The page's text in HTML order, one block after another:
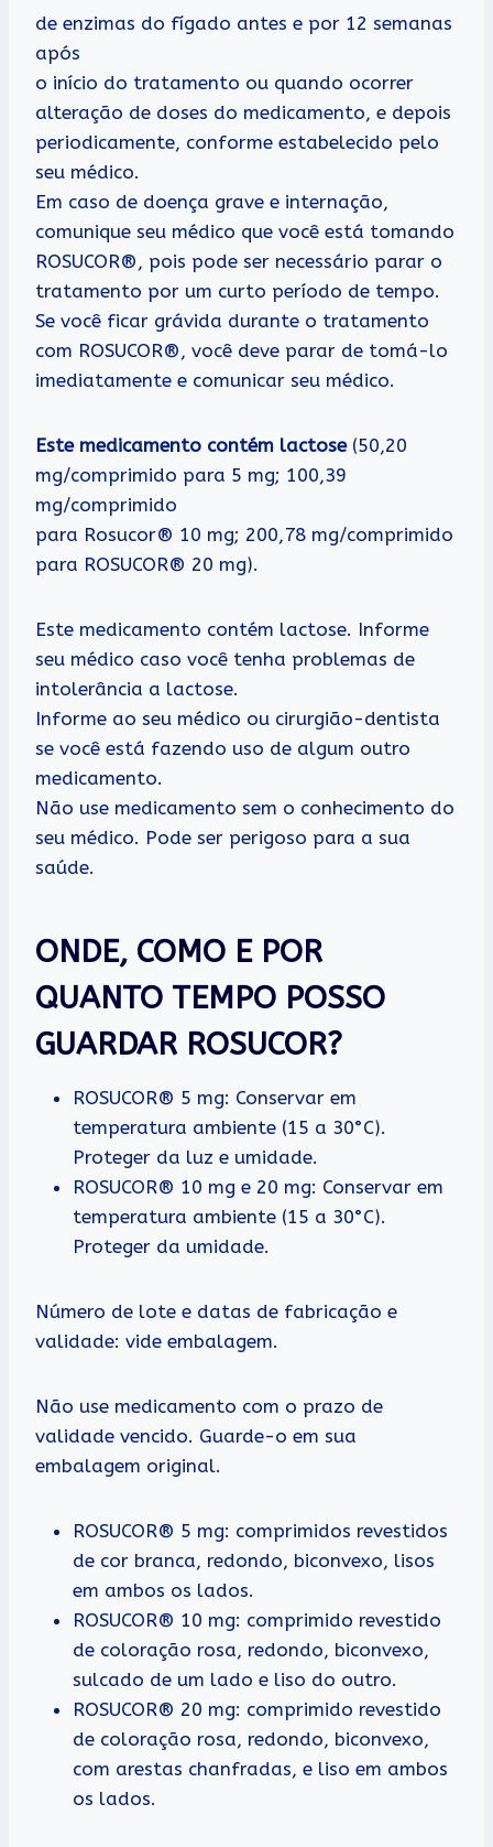
de enzimas do fígado antes e por 12 semanas
após
o início do tratamento ou quando ocorrer
alteração de doses do medicamento, e depois
periodicamente, conforme estabelecido pelo
seu médico.
Em caso de doença grave e internação,
comunique seu médico que você está tomando
ROSUCOR®, pois pode ser necessário parar o
tratamento por um curto período de tempo.
Se você ficar grávida durante o tratamento
com ROSUCOR®, você deve parar de tomá-lo
imediatamente e comunicar seu médico.
Este medicamento contém lactose(50,20
mg/comprimido para 5 mg; 100,39
mg/comprimido
para Rosucor® 10 mg; 200,78 mg/comprimido
para ROSUCOR® 20 mg).
Este medicamento contém lactose. Informe
seu médico caso você tenha problemas de
intolerância a lactose.
Informe ao seu médico ou cirurgião-dentista
se você está fazendo uso de algum outro
medicamento.
Não use medicamento sem o conhecimento do
seu médico. Pode ser perigoso para a sua
saúde.
ONDE, COMO E POR
QUANTO TEMPO POSSO
GUARDAR ROSUCOR?
ROSUCOR® 5 mg: Conservar em
temperatura ambiente (15 a 30°C).
Proteger da luz e umidade.
ROSUCOR® 10 mg e 20 mg: Conservar em
temperatura ambiente (15 a 30°C).
Proteger da umidade.
Número de lote e datas de fabricação e
validade: vide embalagem.
Não use medicamento com o prazo de
validade vencido. Guarde-o em sua
embalagem original.
ROSUCOR® 5 mg: comprimidos revestidos
de cor branca, redondo, biconvexo, lisos
em ambos os lados.
ROSUCOR® 10 mg: comprimido revestido
de coloração rosa, redondo, biconvexo,
sulcado de um lado e liso do outro.
ROSUCOR® 20 mg: comprimido revestido
de coloração rosa, redondo, biconvexo,
com arestas chanfradas, e liso em ambos
os lados.